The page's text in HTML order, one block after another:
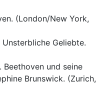
(London/New York,
Geliebte.
Beethoven und seine
Brunswick. (Zurich,